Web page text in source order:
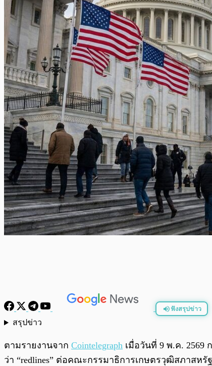
ฟังสรุปข่าว
สรุปข่าว
ตามรายงานจาก Cointelegraph เมื่อวันที่ 9 พ.ค. 2569
ว่า “redlines” ต่อคณะกรรมาธิการเกษตรวุฒิสภาสห